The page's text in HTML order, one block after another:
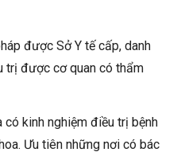
được Sở Y tế cấp, danh
trị được cơ quan có thẩm
kinh nghiệm điều trị bệnh
Ưu tiên những nơi có bác